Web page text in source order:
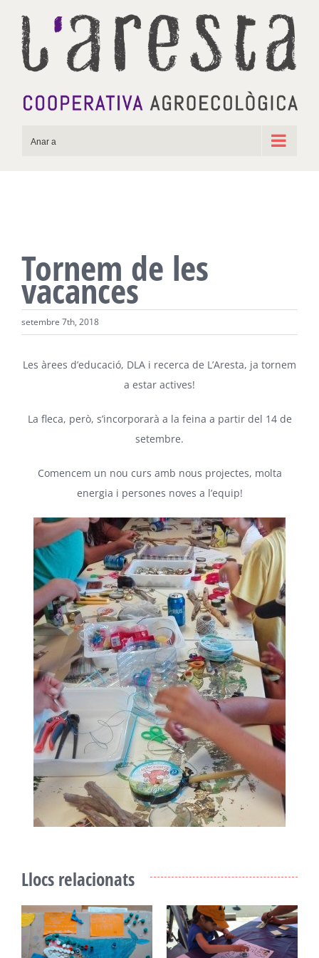
content
Anar a
Tornem de les
vacances
setembre 7th, 2018
Les àrees d’educació, DLA i recerca de L’Aresta, ja tornem
a estar actives!
La fleca, però, s’incorporarà a la feina a partir del 14 de
setembre.
Comencem un nou curs amb nous projectes, molta
energia i persones noves a l’equip!
Llocs relacionats